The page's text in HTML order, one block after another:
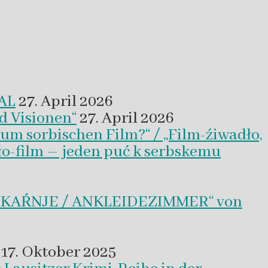
27. April 2026
Visionen“27. April 2026
sorbischen Film?“ / „Film-źiwadło,
film – jeden puć k serbskemu
/ ANKLEIDEZIMMER“ von
17. Oktober 2025